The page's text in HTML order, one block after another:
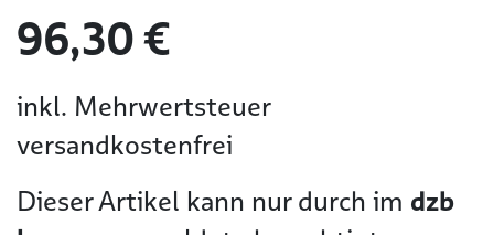
96,30 €
inkl. Mehrwertsteuer
versandkostenfrei
Dieser Artikel kann nur durch im dzb